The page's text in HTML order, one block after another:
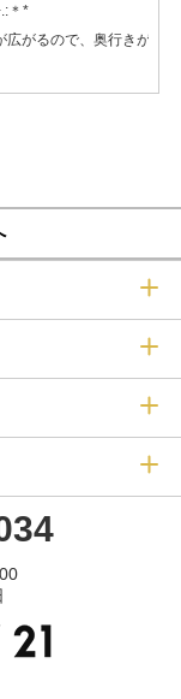
＊*
がるので、奥行きが
との一体感も生まれ
開放感抜群です